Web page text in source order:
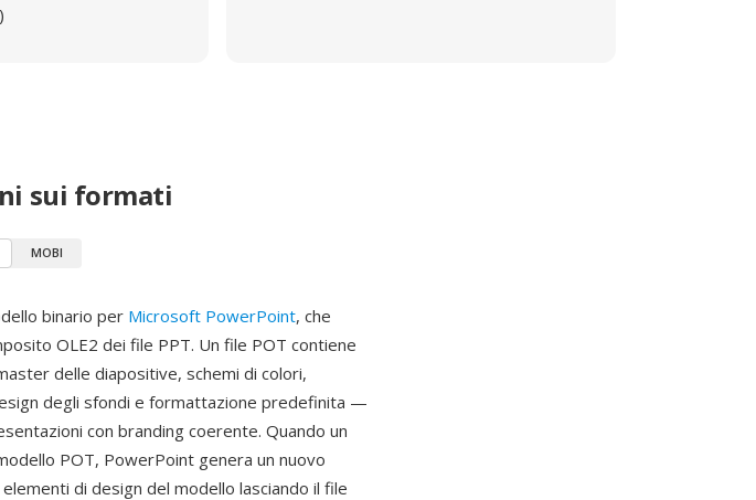
sui formati
MOBI
binario per Microsoft PowerPoint, che
OLE2 dei file PPT. Un file POT contiene
delle diapositive, schemi di colori,
degli sfondi e formattazione predefinita —
con branding coerente. Quando un
POT, PowerPoint genera un nuovo
di design del modello lasciando il file